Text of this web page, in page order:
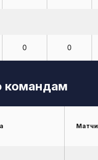
0 0
командам
Матчи